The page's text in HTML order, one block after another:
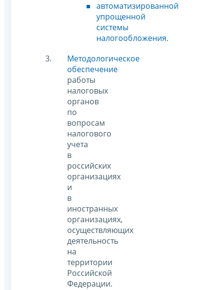
автоматизированной
упрощенной
системы
налогообложения.
Методологическое
обеспечение
работы
налоговых
органов
по
вопросам
налогового
учета
в
российских
организациях
и
в
иностранных
организациях,
осуществляющих
деятельность
на
территории
Российской
Федерации.